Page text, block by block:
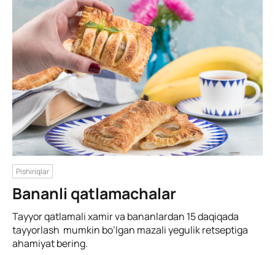
Pishiriqlar
Bananli qatlamachalar
Tayyor qatlamali xamir va bananlardan 15 daqiqada
tayyorlash mumkin bo’lgan mazali yegulik retseptiga
ahamiyat bering.